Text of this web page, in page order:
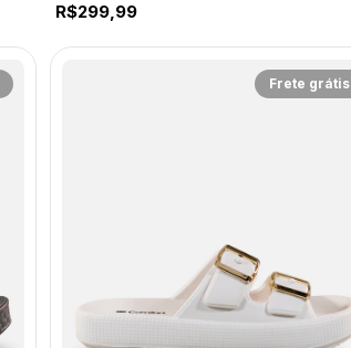
R$299,99
Frete grátis